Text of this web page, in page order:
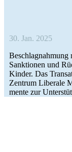
30. Jan. 2025
Beschlag­nah­mung
Sank­tio­nen und
Kinder. Das
Zentrum Libe­rale
mente zur